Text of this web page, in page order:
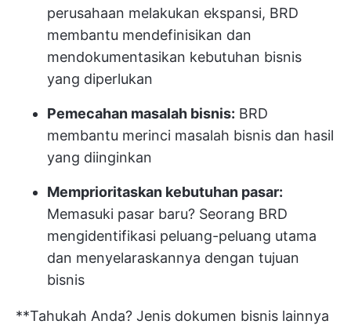
perusahaan melakukan ekspansi, BRD
membantu mendefinisikan dan
mendokumentasikan kebutuhan bisnis
yang diperlukan
Pemecahan masalah bisnis: BRD
membantu merinci masalah bisnis dan hasil
yang diinginkan
Memprioritaskan kebutuhan pasar:
Memasuki pasar baru? Seorang BRD
mengidentifikasi peluang-peluang utama
dan menyelaraskannya dengan tujuan
bisnis
**Tahukah Anda? Jenis dokumen bisnis lainnya